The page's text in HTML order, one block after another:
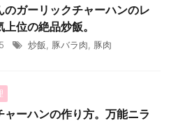
のガーリックチャーハンのレ
位の絶品炒飯。
炒飯 豚バラ肉 豚肉
ャーハンの作り方。万能ニラ